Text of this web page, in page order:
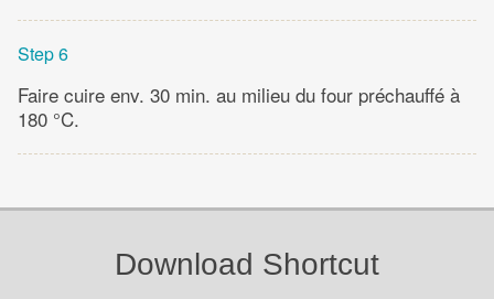
Step 6
Faire cuire env. 30 min. au milieu du four préchauffé à
180 °C.
Download Shortcut